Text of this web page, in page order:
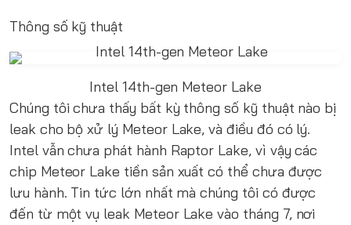
Thông số kỹ thuật
Intel 14th-gen Meteor Lake
Chúng tôi chưa thấy bất kỳ thông số kỹ thuật nào bị
leak cho bộ xử lý Meteor Lake, và điều đó có lý.
Intel vẫn chưa phát hành Raptor Lake, vì vậy các
chip Meteor Lake tiền sản xuất có thể chưa được
lưu hành. Tin tức lớn nhất mà chúng tôi có được
đến từ một vụ leak Meteor Lake vào tháng 7, nơi